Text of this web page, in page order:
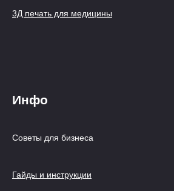
3Д печать для медицины
Инфо
Советы для бизнеса
Гайды и инструкции